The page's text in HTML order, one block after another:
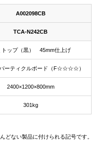
A002098CB
TCA-N242CB
トップ（黒） 45mm仕上げ
ーティクルボード（F☆☆☆☆）
2400×1200×800mm
301kg
ない製品に付けられる記号です。